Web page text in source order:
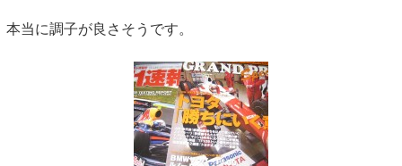
本当に調子が良さそうです。